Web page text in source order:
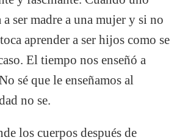
a ser madre a una mujer y si no
aprender a ser hijos como se
El tiempo nos enseñó a
sé que le enseñamos al
no se.
los cuerpos después de